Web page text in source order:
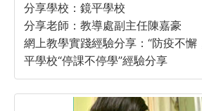
分享學校：鏡平學校
分享老師：教導處副主任陳嘉豪
網上教學實踐經驗分享：“防疫不
平學校“停課不停學”經驗分享